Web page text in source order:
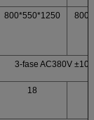
800*550*1250
3-fase AC380V
18